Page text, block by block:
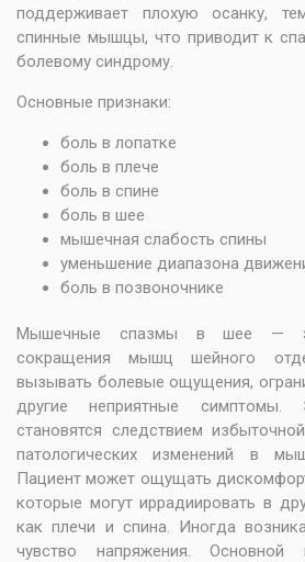
поддерживает плохую осанку,
спинные мышцы, что приводит к
болевому синдрому.
Основные признаки:
боль в лопатке
боль в плече
боль в спине
боль в шее
мышечная слабость спины
уменьшение диапазона
боль в позвоночнике
Мышечные спазмы в шее —
сокращения мышц шейного
вызывать болевые ощущения,
другие неприятные
становятся следствием
патологических изменений в
Пациент может ощущать
которые могут иррадиировать в
как плечи и спина. Иногда
чувство напряжения. Основной